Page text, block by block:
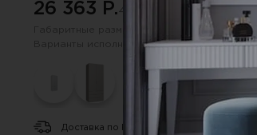
26 363 P.
Варианты исполнения (цвет):
Доставка по РФ.